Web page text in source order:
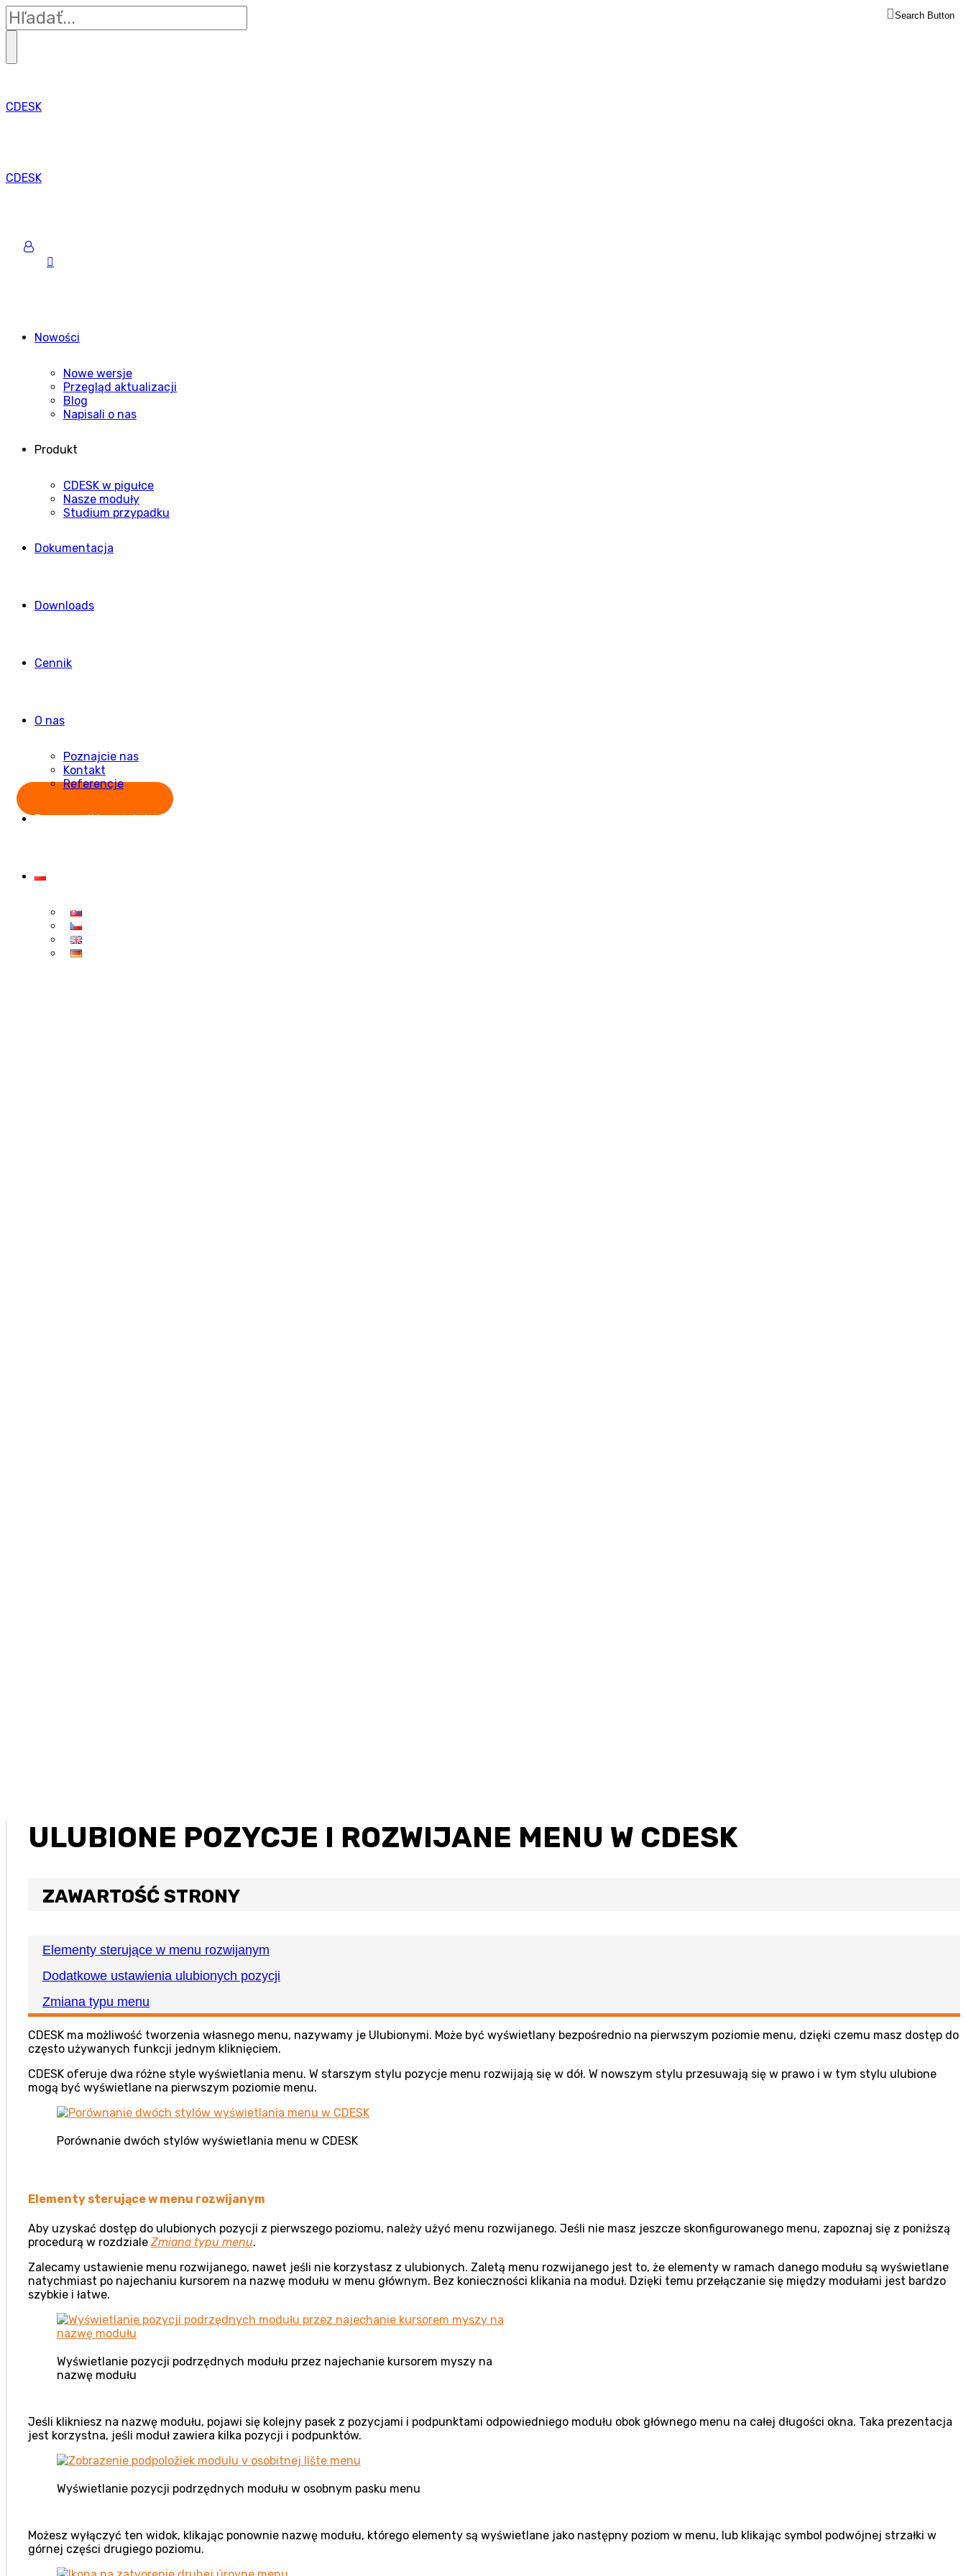
CDESK
CDESK
Nowości
Nowe wersje
Przegląd aktualizacji
Blog
Napisali o nas
Produkt
CDESK w pigułce
Nasze moduły
Studium przypadku
Dokumentacja
Downloads
Cennik
O nas
Poznajcie nas
Kontakt
Referencje
Rozpocznij bezpłatnie
ULUBIONE POZYCJE I ROZWIJANE MENU W CDESK
ZAWARTOŚĆ STRONY
Elementy sterujące w menu rozwijanym
Dodatkowe ustawienia ulubionych pozycji
Zmiana typu menu
CDESK ma możliwość tworzenia własnego menu, nazywamy je Ulubionymi. Może być wyświetlany bezpośrednio na pierwszym poziomie menu, dzięki czemu masz dostęp do
często używanych funkcji jednym kliknięciem.
CDESK oferuje dwa różne style wyświetlania menu. W starszym stylu pozycje menu rozwijają się w dół. W nowszym stylu przesuwają się w prawo i w tym stylu ulubione
mogą być wyświetlane na pierwszym poziomie menu.
Porównanie dwóch stylów wyświetlania menu w CDESK
Elementy sterujące w menu rozwijanym
Aby uzyskać dostęp do ulubionych pozycji z pierwszego poziomu, należy użyć menu rozwijanego. Jeśli nie masz jeszcze skonfigurowanego menu, zapoznaj się z poniższą
procedurą w rozdziale Zmiana typu menu.
Zalecamy ustawienie menu rozwijanego, nawet jeśli nie korzystasz z ulubionych. Zaletą menu rozwijanego jest to, że elementy w ramach danego modułu są wyświetlane
natychmiast po najechaniu kursorem na nazwę modułu w menu głównym. Bez konieczności klikania na moduł. Dzięki temu przełączanie się między modułami jest bardzo
szybkie i łatwe.
Wyświetlanie pozycji podrzędnych modułu przez najechanie kursorem myszy na
nazwę modułu
Jeśli klikniesz na nazwę modułu, pojawi się kolejny pasek z pozycjami i podpunktami odpowiedniego modułu obok głównego menu na całej długości okna. Taka prezentacja
jest korzystna, jeśli moduł zawiera kilka pozycji i podpunktów.
Wyświetlanie pozycji podrzędnych modułu w osobnym pasku menu
Możesz wyłączyć ten widok, klikając ponownie nazwę modułu, którego elementy są wyświetlane jako następny poziom w menu, lub klikając symbol podwójnej strzałki w
górnej części drugiego poziomu.
Search Button